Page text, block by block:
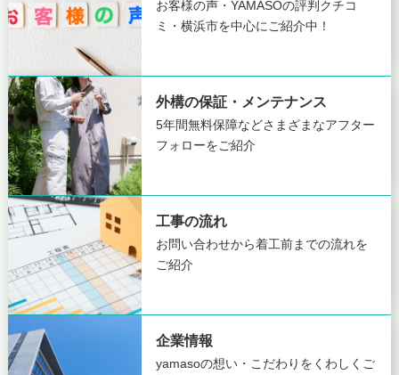
お客様の声・YAMASOの評判 クチコ
ミ・横浜市を中心にご紹介中！
外構の保証・メンテナンス
5年間無料保障などさまざまなアフター
フォローをご紹介
工事の流れ
お問い合わせから着工前までの流れを
ご紹介
企業情報
yamasoの想い・こだわりを くわしくご